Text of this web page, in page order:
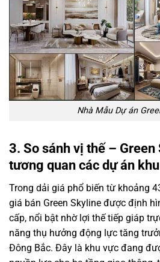
Nhà Mẫu Dự án
3. So sánh vị thế –
tương quan các dự án
Trong dải giá phổ biến từ khoảng
giá bán Green Skyline được định
cấp, nổi bật nhờ lợi thế tiếp giáp
năng thụ hưởng động lực tăng
Đông Bắc. Đây là khu vực đang